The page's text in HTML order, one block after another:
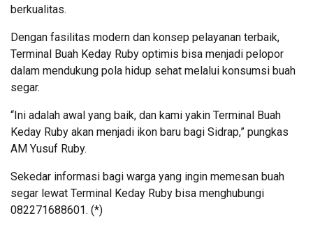
berkualitas.
Dengan fasilitas modern dan konsep pelayanan terbaik,
Terminal Buah Keday Ruby optimis bisa menjadi pelopor
dalam mendukung pola hidup sehat melalui konsumsi buah
segar.
“Ini adalah awal yang baik, dan kami yakin Terminal Buah
Keday Ruby akan menjadi ikon baru bagi Sidrap,” pungkas
AM Yusuf Ruby.
Sekedar informasi bagi warga yang ingin memesan buah
segar lewat Terminal Keday Ruby bisa menghubungi
082271688601. (*)